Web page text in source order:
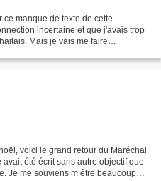
manque de texte de cette
incertaine et que j'avais trop
Mais je vais me faire
voici le grand retour du Maréchal
été écrit sans autre objectif que
Je me souviens m’être beaucoup